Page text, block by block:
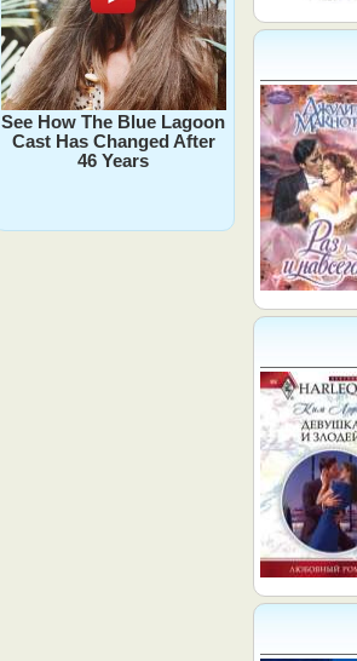
See How The Blue Lagoon
Cast Has Changed After
46 Years